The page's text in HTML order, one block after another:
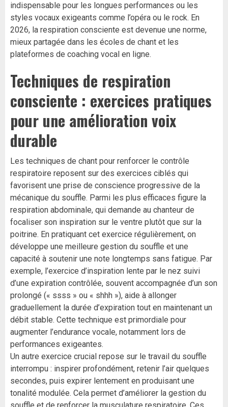
indispensable pour les longues performances ou les
styles vocaux exigeants comme l’opéra ou le rock. En
2026, la respiration consciente est devenue une norme,
mieux partagée dans les écoles de chant et les
plateformes de coaching vocal en ligne.
Techniques de respiration
consciente : exercices pratiques
pour une amélioration voix
durable
Les techniques de chant pour renforcer le contrôle
respiratoire reposent sur des exercices ciblés qui
favorisent une prise de conscience progressive de la
mécanique du souffle. Parmi les plus efficaces figure la
respiration abdominale, qui demande au chanteur de
focaliser son inspiration sur le ventre plutôt que sur la
poitrine. En pratiquant cet exercice régulièrement, on
développe une meilleure gestion du souffle et une
capacité à soutenir une note longtemps sans fatigue. Par
exemple, l’exercice d’inspiration lente par le nez suivi
d’une expiration contrôlée, souvent accompagnée d’un son
prolongé (« ssss » ou « shhh »), aide à allonger
graduellement la durée d’expiration tout en maintenant un
débit stable. Cette technique est primordiale pour
augmenter l’endurance vocale, notamment lors de
performances exigeantes.
Un autre exercice crucial repose sur le travail du souffle
interrompu : inspirer profondément, retenir l’air quelques
secondes, puis expirer lentement en produisant une
tonalité modulée. Cela permet d’améliorer la gestion du